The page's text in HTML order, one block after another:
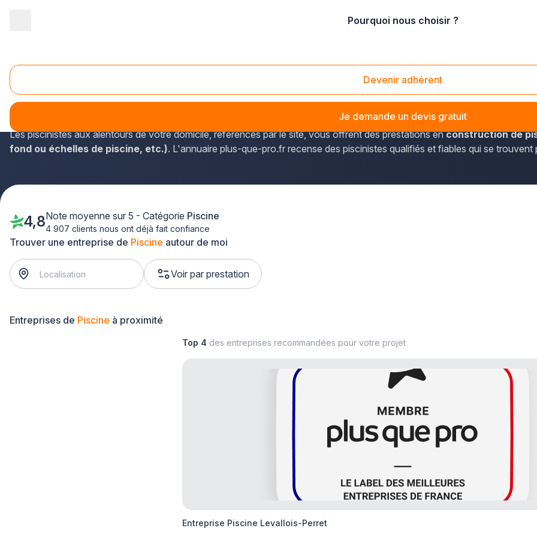
Pourquoi nous choisir ?
Devenir adhérent
Je demande un devis gratuit
Piscine Villiers-sur-Marne (94350)
Les renseignements concernant les services des constructeurs de piscines en Île-de-France sont accessibles en
trouverez des spécialistes qui sont représentés dans le département du Val-de-Marne et plus spécifiquement dans la
Les piscinistes aux alentours de votre domicile, référencés par le site, vous offrent des prestations enconstruction de
fond ou échelles de piscine, etc.). L'annuaire plus-que-pro.fr recense des piscinistes qualifiés et fiables qui se
Trouver une entreprise de Piscine autour de moi
Voir par prestation
4,8Note moyenne sur 5 - Catégorie Piscine
4 907 clients nous ont déjà fait confiance
Entreprises de Piscine à proximité
Top 4 des entreprises recommandées pour votre projet
Entreprise Piscine Levallois-Perret